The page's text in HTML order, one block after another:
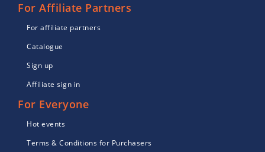
For Affiliate Partners
For affiliate partners
Catalogue
Sign up
Affiliate sign in
For Everyone
Hot events
Terms & Conditions for Purchasers